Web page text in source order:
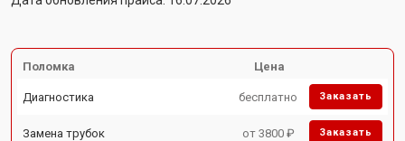
Поломка Цена
Диагностика бесплатно Заказать
Замена трубок от 3800 ₽ Заказать